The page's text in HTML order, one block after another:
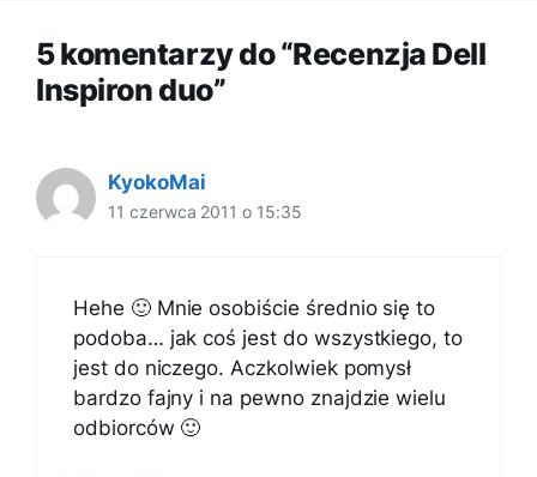
5 komentarzy do “Recenzja Dell
Inspiron duo”
KyokoMai
11 czerwca 2011 o 15:35
Hehe 🙂 Mnie osobiście średnio się to
podoba… jak coś jest do wszystkiego, to
jest do niczego. Aczkolwiek pomysł
bardzo fajny i na pewno znajdzie wielu
odbiorców 🙂